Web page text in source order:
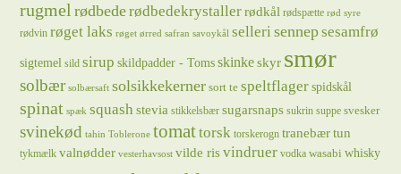
rugmel rødbederødbedekrystallerrødkål rødspætte rød syre
rødvin røget laks røget ørred safran savoykål sellerisennepsesamfrø
sigtemel sild sirup skildpadder - Toms skinke skyr smør
solbær solbærsaft solsikkekerner sort te speltflager spidskål
spinat spæk squash stevia stikkelsbær sugarsnaps sukrin suppe svesker
svinekød tahin Toblerone tomattorsk torskerogn tranebærtun
tykmælk valnødder vesterhavsost vilde ris vindruer vodka wasabi whisky